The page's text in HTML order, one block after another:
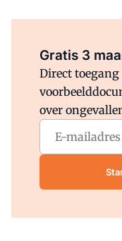
Gratis 3
Direct
over